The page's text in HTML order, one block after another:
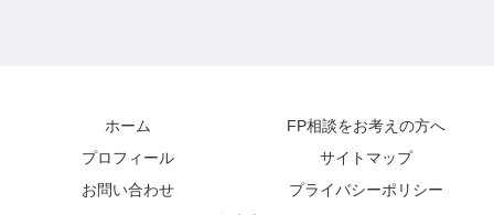
ホーム
FP相談をお考えの方へ
プロフィール
サイトマップ
お問い合わせ
プライバシーポリシー